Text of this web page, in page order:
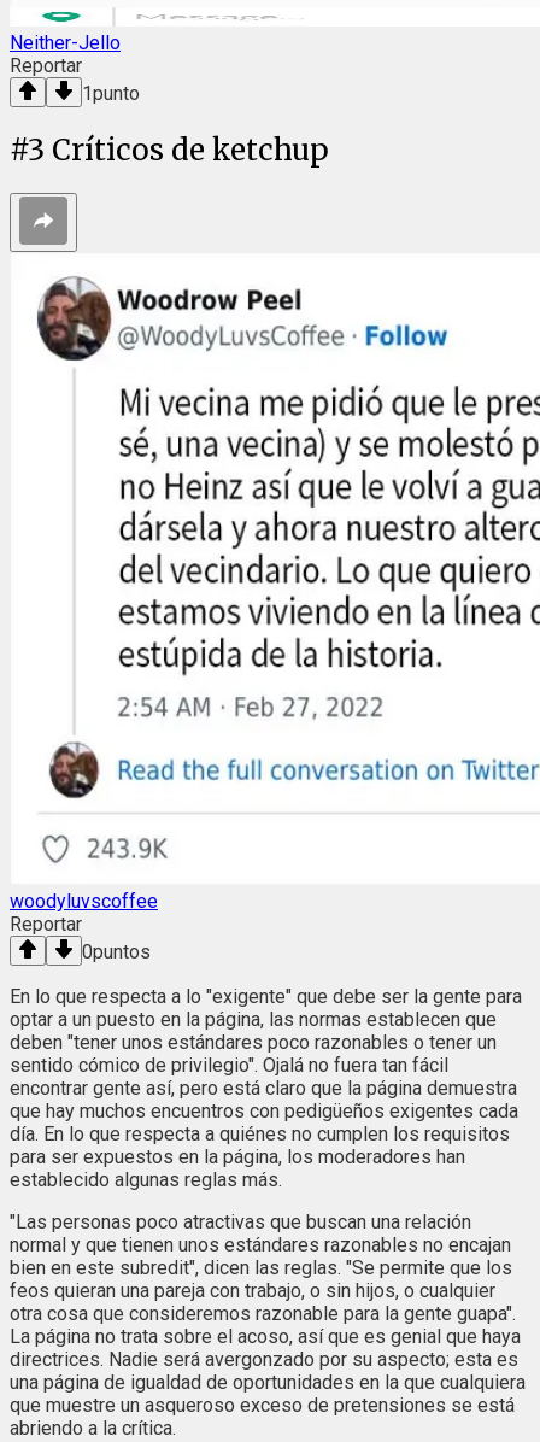
Neither-Jello
Reportar
1punto
#3 Críticos de ketchup
woodyluvscoffee
Reportar
0puntos
En lo que respecta a lo "exigente" que debe ser la gente para
optar a un puesto en la página, las normas establecen que
deben "tener unos estándares poco razonables o tener un
sentido cómico de privilegio". Ojalá no fuera tan fácil
encontrar gente así, pero está claro que la página demuestra
que hay muchos encuentros con pedigüeños exigentes cada
día. En lo que respecta a quiénes no cumplen los requisitos
para ser expuestos en la página, los moderadores han
establecido algunas reglas más.
"Las personas poco atractivas que buscan una relación
normal y que tienen unos estándares razonables no encajan
bien en este subredit", dicen las reglas. "Se permite que los
feos quieran una pareja con trabajo, o sin hijos, o cualquier
otra cosa que consideremos razonable para la gente guapa".
La página no trata sobre el acoso, así que es genial que haya
directrices. Nadie será avergonzado por su aspecto; esta es
una página de igualdad de oportunidades en la que cualquiera
que muestre un asqueroso exceso de pretensiones se está
abriendo a la crítica.